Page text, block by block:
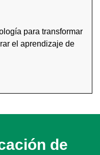
para transformar
el aprendizaje de
de